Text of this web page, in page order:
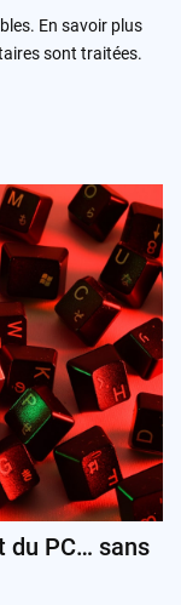
En savoir plus
sont traitées.
du PC… sans